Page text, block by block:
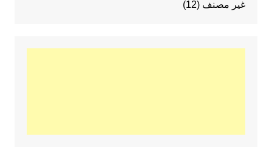
غير مصنف (12)